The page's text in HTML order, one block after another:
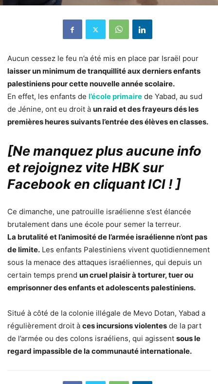
Aucun cessez le feu n’a été mis en place par Israël pour
laisser un minimum de tranquillité aux derniers enfants
palestiniens pour cette nouvelle année scolaire.
En effet, les enfants de l’école primaire de Yabad, au sud
de Jénine, ont eu droit à un raid et des frayeurs dés les
premières heures suivants l’entrée des élèves en classes.
[Ne manquez plus aucune info
et rejoignez vite HBK sur
Facebook en cliquant ICI !]
Ce dimanche, une patrouille israélienne s’est élancée
brutalement dans une école pour semer la terreur.
La brutalité et l’animosité de l’armée israélienne n’ont pas
de limite. Les enfants Palestiniens vivent quotidiennement
sous la menace des attaques israéliennes, qui depuis un
certain temps prend un cruel plaisir à torturer, tuer ou
emprisonner des enfants et adolescents palestiniens.
Situé à côté de la colonie illégale de Mevo Dotan, Yabad a
régulièrement droit à ces incursions violentes de la part
de l’armée ou des colons israéliens, qui agissent sous le
regard impassible de la communauté internationale.